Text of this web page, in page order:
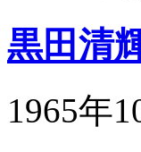
黒田清
1965年